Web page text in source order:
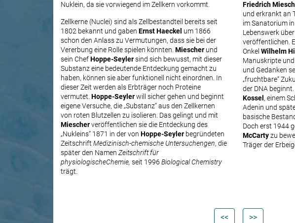
Nuklein, da sie vorwiegend im Zellkern vorkommt.
Zellkerne (Nuclei) sind als Zellbestandteil bereits seit
1802 bekannt und gaben Ernst Haeckel um 1866
schon den Anlass zu Vermutungen, dass sie bei der
Vererbung eine Rolle spielen könnten. Miescher und
sein ChefHoppe-Seylersind sich bewusst, mit dieser
Substanz eine bedeutende Entdeckung gemacht zu
haben, können sie aber funktionell nicht einordnen. In
dieser Zeit werden als Erbträger noch Proteine
vermutet. Hoppe-Seylerwill sicher gehen und beginnt
eigene Versuche, die „Substanz“ aus den Zellkernen
von roten Blutzellen zu isolieren. Das gelingt und mit
Miescherveröffentlichen sie die Entdeckung des
„Nukleins“ 1871 in der von Hoppe-Seylerbegründeten
Zeitschrift Medizinisch-chemische Untersuchengen, die
später den Namen Zeitschrift für
physiologischeChemie, seit 1996 Biological Chemistry
trägt.
Friedrich
und erkrankt an
im Sanatorium
Lebenswerk
veröffentlichen.
Onkel Wilhelm
Manuskripte
und Gedanken
„fruchtbare“
der DNA
Kossel , einem
Adenin und
basische
Doch erst 1944
McCartyzu
Träger der
<< >>